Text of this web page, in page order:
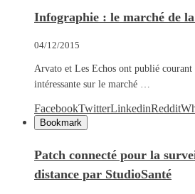
Infographie : le marché de
04/12/2015
Arvato et Les Echos ont publié
intéressante sur le marché …
FacebookTwitterLinkedinReddit
Bookmark
Patch connecté pour la
distance par StudioSanté